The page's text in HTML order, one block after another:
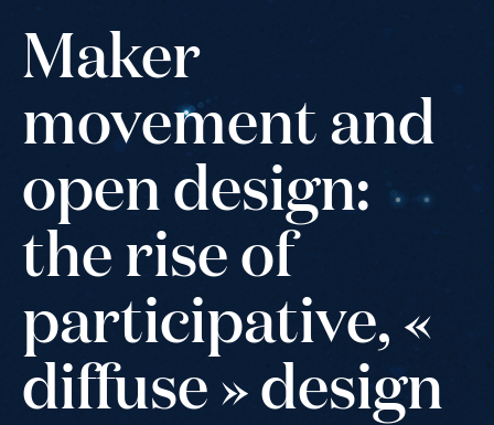
Maker
movement and
open design:
the rise of
participative, «
diffuse » design